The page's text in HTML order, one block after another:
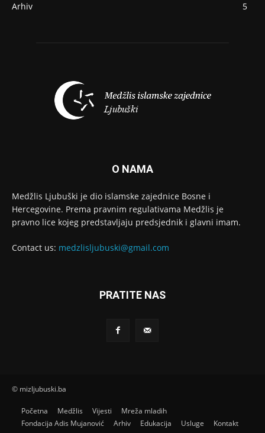
Arhiv
5
O NAMA
Medžlis Ljubuški je dio islamske zajednice Bosne i
Hercegovine. Prema pravnim regulativama Medžlis je
pravno lice kojeg predstavljaju predsjednik i glavni imam.
Contact us: medzlisljubuski@gmail.com
PRATITE NAS
© mizljubuski.ba
Početna Medžlis Vijesti
Mreža mladih
Fondacija Adis Mujanović
Arhiv Edukacija Usluge Kontakt